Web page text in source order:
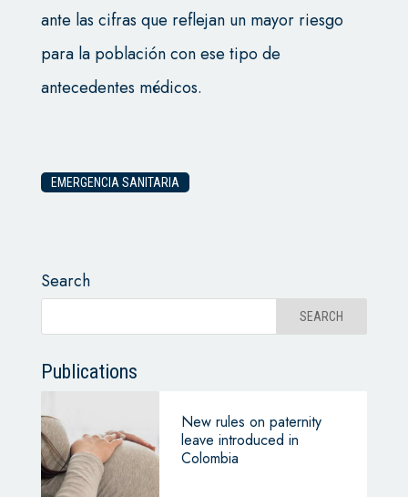
ante las cifras que reflejan un mayor riesgo
para la población con ese tipo de
antecedentes médicos.
EMERGENCIA SANITARIA
Search
Publications
New rules on paternity
leave introduced in
Colombia